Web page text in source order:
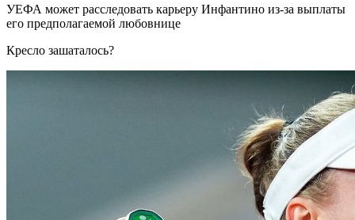
УЕФА может расследовать карьеру Инфантино из-за выплаты
его предполагаемой любовнице
Кресло зашаталось?